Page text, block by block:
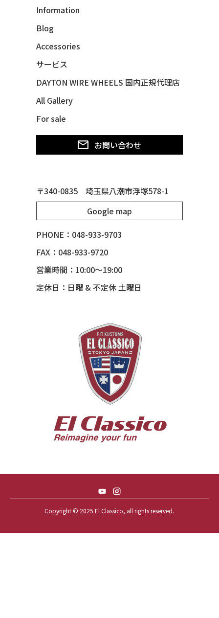
48 CHEVY 3100 *Q-CHINCO
48 CHEVY FLEET AEROSEDAN
48 CHEVY FLEETMASTER CONV
49 MERCURY *MERC9*
50 CHEVY STYLE-LINE*BUBBLES
50 CHEVY SUBURBAN
51 MERCURY *ART MORRISON
53 CHEVY BEL-AIR
55 BUICK ROADMASTER
55 CHEVY HANDYMAN WAGON
56 BUICK SPECIAL * 565 *
56 CHEVY BEL-AIR * KOMO *
56 CHEVY BEL-AIR *SPARKLE 56
57 CHEVY BEL-AIR CONVERTIBLE
57 CHEVY NOMAD *ACID 57*
59 CADILLAC COUPE DEVILLE
59 CHEVY APACHE *アパ太郎
Information
Blog
Accessories
サービス
DAYTON WIRE WHEELS 国内正規代理店
All Gallery
For sale
お問い合わせ
〒340-0835 埼玉県八潮市浮塚578-1
Google map
PHONE：048-933-9703
FAX：048-933-9720
営業時間：10:00～19:00
定休日：日曜 & 不定休 土曜日
Copyright © 2025 El Classico, all rights reserved.️